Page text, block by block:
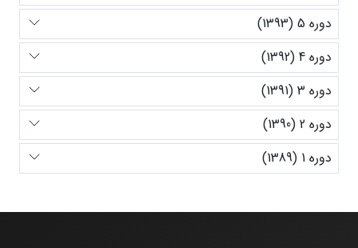
دوره 5 (1393)
دوره 4 (1392)
دوره 3 (1391)
دوره 2 (1390)
دوره 1 (1389)